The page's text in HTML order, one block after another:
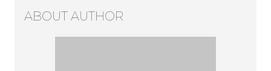
ABOUT AUTHOR